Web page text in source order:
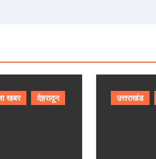
खबर
देहरादून
उत्तराखंड